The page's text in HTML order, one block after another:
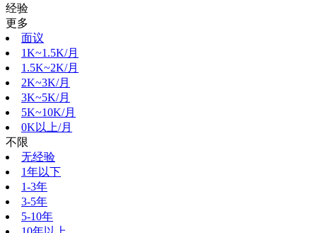
经验
更多
面议
1K~1.5K/月
1.5K~2K/月
2K~3K/月
3K~5K/月
5K~10K/月
0K以上/月
不限
无经验
1年以下
1-3年
3-5年
5-10年